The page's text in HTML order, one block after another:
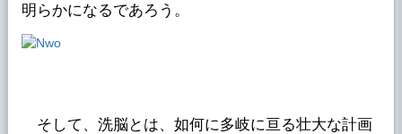
明らかになるであろう。
そして、洗脳とは、如何に多岐に亘る壮大な計画